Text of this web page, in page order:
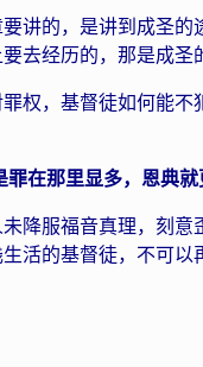
讲的，是讲到成圣的
去经历的，那是成
权，基督徒如何能
罪在那里显多，恩典就
降服福音真理，刻
活的基督徒，不可